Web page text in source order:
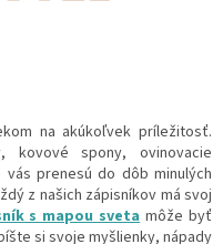
na akúkoľvek príležitosť.
kovové spony, ovinovacie
prenesú do dôb minulých
z našich zápisníkov má svoj
s mapou sveta môže byť
si svoje myšlienky, nápady